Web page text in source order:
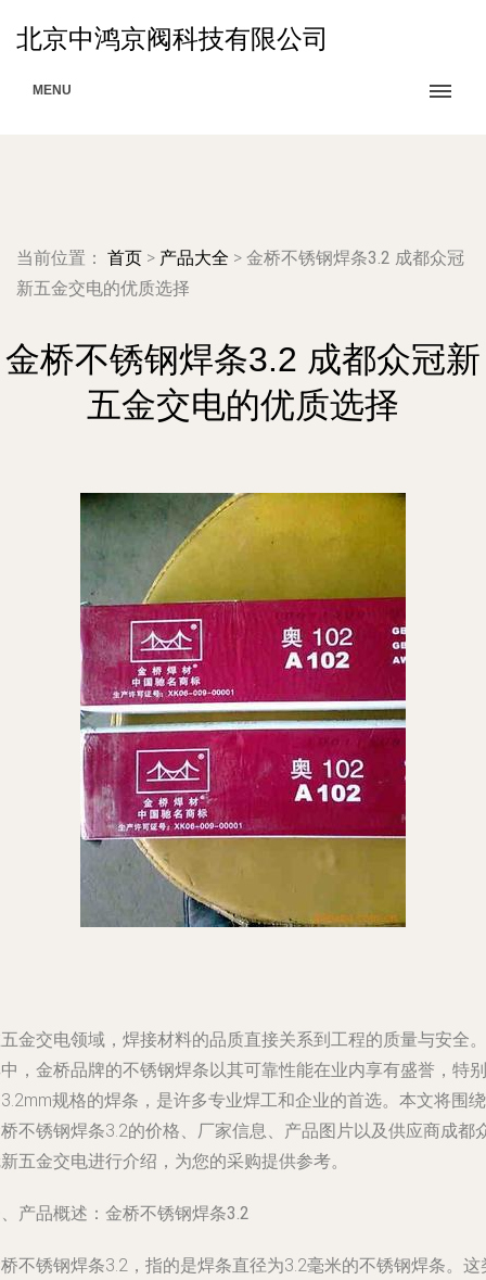
北京中鸿京阀科技有限公司
MENU
当前位置： 首页 > 产品大全 > 金桥不锈钢焊条3.2 成都众冠
新五金交电的优质选择
金桥不锈钢焊条3.2 成都众冠新
五金交电的优质选择
金交电领域，焊接材料的品质直接关系到工程的质量与安全。
，金桥品牌的不锈钢焊条以其可靠性能在业内享有盛誉，特别
规格的焊条，是许多专业焊工和企业的首选。本文将围绕
不锈钢焊条3.2的价格、厂家信息、产品图片以及供应商成都
五金交电进行介绍，为您的采购提供参考。
产品概述：金桥不锈钢焊条3.2
不锈钢焊条3.2，指的是焊条直径为3.2毫米的不锈钢焊条。这